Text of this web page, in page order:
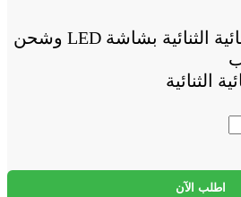
الثنائية
اطلب الآن